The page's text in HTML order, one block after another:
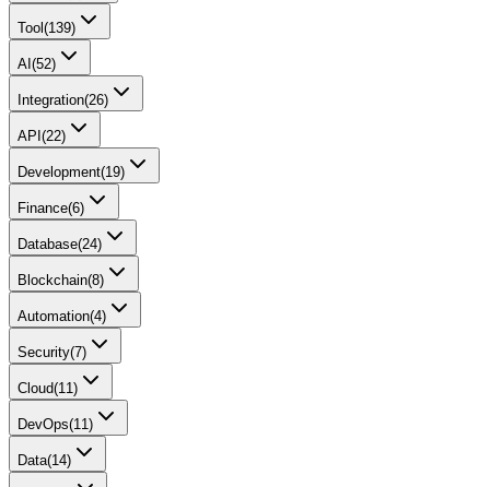
Tool (139)
AI (52)
Integration(26)
API (22)
Development(19)
Finance(6)
Database(24)
Blockchain(8)
Automation(4)
Security(7)
Cloud(11)
DevOps(11)
Data(14)